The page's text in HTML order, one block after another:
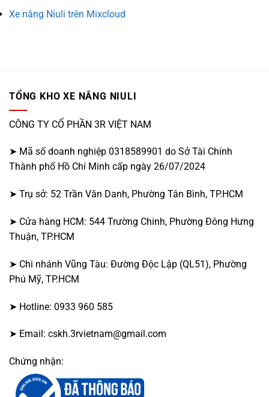
Xe nâng Niuli trên Mixcloud
TỔNG KHO XE NÂNG NIULI
CÔNG TY CỔ PHẦN 3R VIỆT NAM
➤ Mã số doanh nghiệp 0318589901 do Sở Tài Chính
Thành phố Hồ Chí Minh cấp ngày 26/07/2024
➤ Trụ sở: 52 Trần Văn Danh, Phường Tân Bình, TP.HCM
➤ Cửa hàng HCM: 544 Trường Chinh, Phường Đông Hưng
Thuận, TP.HCM
➤ Chi nhánh Vũng Tàu: Đường Độc Lập (QL51), Phường
Phú Mỹ, TP.HCM
➤ Hotline: 0933 960 585
➤ Email: cskh.3rvietnam@gmail.com
Chứng nhận: